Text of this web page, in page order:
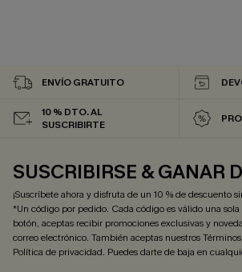
ENVÍO GRATUITO
10 % DTO. AL
SUSCRIBIRTE
SUSCRIBIRSE & GANAR
¡Suscríbete ahora y disfruta de un 10 % de descuento
*Un código por pedido. Cada código es válido una
botón, aceptas recibir promociones exclusivas y
correo electrónico. También aceptas nuestros
Política de privacidad. Puedes darte de baja en